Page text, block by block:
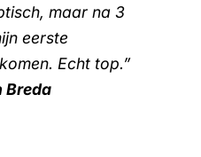
maar na 3
eerste
Echt top.”
Breda